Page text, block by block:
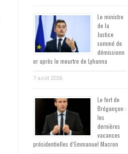
Le ministre
de la
Justice
sommé de
démissionn
er après le meurtre de Lyhanna
7 août 2026
Le fort de
Brégançon :
les
dernières
vacances
présidentielles d’Emmanuel Macron